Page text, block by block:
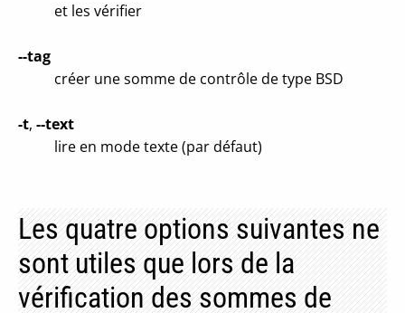
et les vérifier
--tag
créer une somme de contrôle de type BSD
-t, --text
lire en mode texte (par défaut)
Les quatre options suivantes ne
sont utiles que lors de la
vérification des sommes de